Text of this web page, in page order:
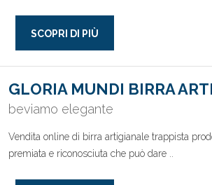
SCOPRI DI PIÙ
GLORIA MUNDI BIRRA
beviamo elegante
Vendita online di birra artigianale trappista
premiata e riconosciuta che può dare ..